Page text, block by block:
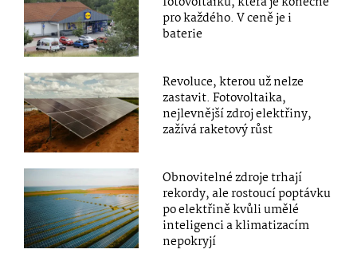
pro každého. V ceně je i
baterie
Revoluce, kterou už nelze
zastavit. Fotovoltaika,
nejlevnější zdroj elektřiny,
zažívá raketový růst
Obnovitelné zdroje trhají
rekordy, ale rostoucí poptávku
po elektřině kvůli umělé
inteligenci a klimatizacím
nepokryjí